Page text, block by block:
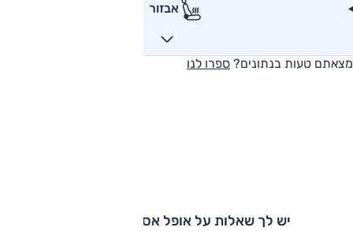
אבזור
מצאתם טעות בנתונים? ספרו לנו
יש לך שאלות על אופל אסטרה ברלינה?